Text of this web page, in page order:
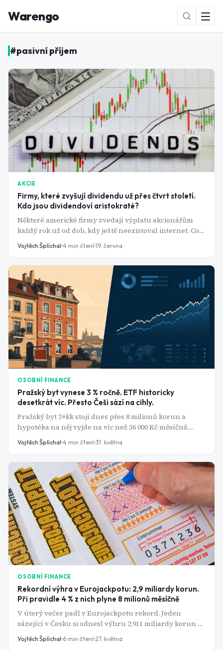
Warengo
NOVÉ
#pasivní příjem
AKCIE
Firmy, které zvyšují dividendu už přes čtvrt století.
Kdo jsou dividendoví aristokraté?
Některé americké firmy zvedají výplatu akcionářům
každý rok už od dob, kdy ještě neexistoval internet. Co
tahle exkluzivní skupina nabízí a kde má slabiny?
Vojtěch Šplíchal 4 min čtení 19. června
OSOBNÍ FINANCE
Pražský byt vynese 3 % ročně. ETF historicky
desetkrát víc. Přesto Češi sází na cihly.
Pražský byt 2+kk stojí dnes přes 8 milionů korun a
hypotéka na něj vyjde na víc než 36 000 Kč měsíčně.
Jenže průměrný čistý výnos z pronájmu v Praze se
pohybuje kolem 3 %. ETF kopírující S&P 500 přitom
oprav a výpadků obsazenosti. Tak proč Češi stále sází
na cihly?
Vojtěch Šplíchal 4 min čtení 31. května
OSOBNÍ FINANCE
Rekordní výhra v Eurojackpotu: 2,9 miliardy korun.
Při pravidle 4 % z nich plyne 8 milionů měsíčně
V úterý večer padl v Eurojackpotu rekord. Jeden
sázející v Česku si odnesl výhru 2,911 miliardy korun a
po zaplacení 15% srážkové daně mu zbyde přibližně
2,47 miliardy. Co s takovým majetkem udělat, je naprosto
Vojtěch Šplíchal 6 min čtení 27. května